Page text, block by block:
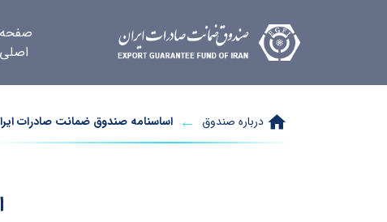
صفحه
اصلی
درباره صندوق اساسنامه صندوق ضمانت صادرات